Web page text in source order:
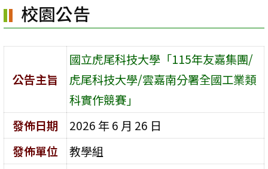
區
校園公告
公告主旨
國立虎尾科技大學「115年友嘉集團/
虎尾科技大學/雲嘉南分署全國工業類
科實作競賽」
發佈日期
2026 年 6 月 26 日
發佈單位
教學組